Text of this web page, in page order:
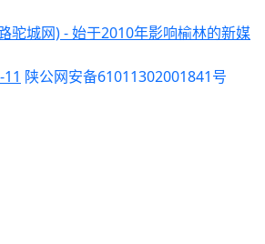
驼城网) - 始于2010年影响榆林的新媒
陕公网安备61011302001841号